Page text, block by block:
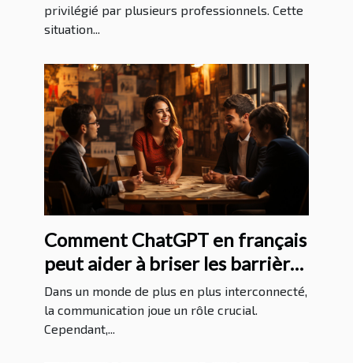
privilégié par plusieurs professionnels. Cette
situation...
Comment ChatGPT en français
peut aider à briser les barrières
linguistiques
Dans un monde de plus en plus interconnecté,
la communication joue un rôle crucial.
Cependant,...